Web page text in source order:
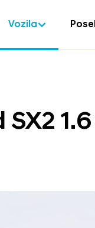
Vozila